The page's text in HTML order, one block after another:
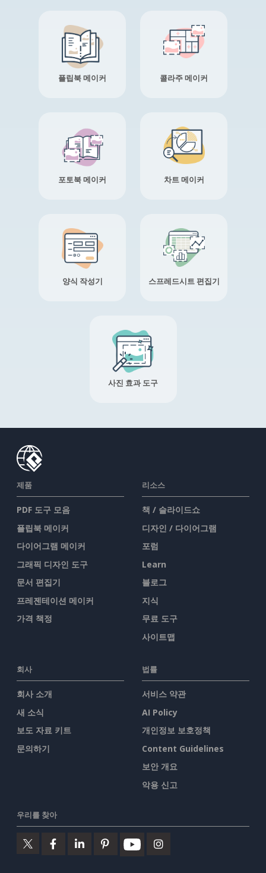
플립북 메이커 콜라주 메이커
포토북 메이커 차트 메이커
양식 작성기 스프레드시트 편집기
사진 효과 도구
제품
PDF 도구 모음
플립북 메이커
다이어그램 메이커
그래픽 디자인 도구
문서 편집기
프레젠테이션 메이커
가격 책정
리소스
책 / 슬라이드쇼
디자인 / 다이어그램
포럼
Learn
블로그
지식
무료 도구
사이트맵
회사
회사 소개
새 소식
보도 자료 키트
문의하기
법률
서비스 약관
AI Policy
개인정보 보호정책
Content Guidelines
보안 개요
악용 신고
우리를 찾아